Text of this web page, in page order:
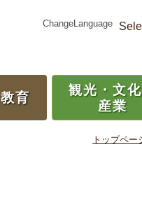
ChangeLanguage
教育
観光・文化
産業
トップペー